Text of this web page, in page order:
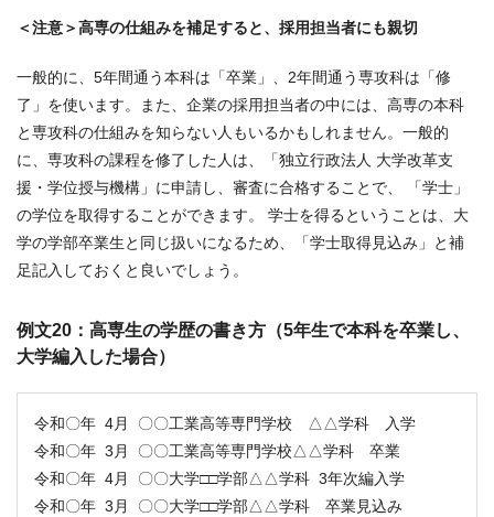
＜注意＞高専の仕組みを補足すると、採用担当者にも親切
一般的に、5年間通う本科は「卒業」、2年間通う専攻科は「修
了」を使います。また、企業の採用担当者の中には、高専の本科
と専攻科の仕組みを知らない人もいるかもしれません。一般的
に、専攻科の課程を修了した人は、「独立行政法人 大学改革支
援・学位授与機構」に申請し、審査に合格することで、 「学士」
の学位を取得することができます。 学士を得るということは、大
学の学部卒業生と同じ扱いになるため、「学士取得見込み」と補
足記入しておくと良いでしょう。
例文20：高専生の学歴の書き方（5年生で本科を卒業し、
大学編入した場合）
令和〇年 4月 〇〇工業高等専門学校 △△学科 入学
令和〇年 3月 〇〇工業高等専門学校△△学科 卒業
令和〇年 4月 〇〇大学□□学部△△学科 3年次編入学
令和〇年 3月 〇〇大学□□学部△△学科 卒業見込み